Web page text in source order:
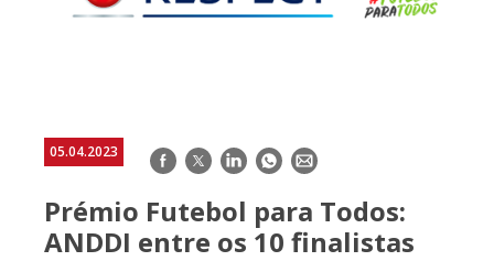
05.04.2023 Facebook
TwitterLinkedInWhatsApp
E-
Prémio Futebol para Todos:
ANDDI entre os 10 finalistas